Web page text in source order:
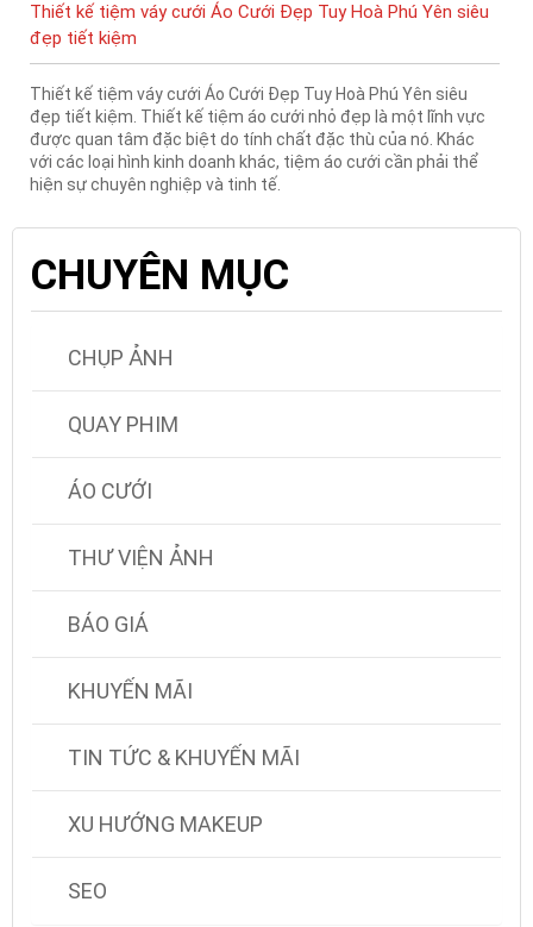
Thiết kế tiệm váy cưới Áo Cưới Đẹp Tuy Hoà Phú Yên siêu
đẹp tiết kiệm
Thiết kế tiệm váy cưới Áo Cưới Đẹp Tuy Hoà Phú Yên siêu
đẹp tiết kiệm. Thiết kế tiệm áo cưới nhỏ đẹp là một lĩnh vực
được quan tâm đặc biệt do tính chất đặc thù của nó. Khác
với các loại hình kinh doanh khác, tiệm áo cưới cần phải thể
hiện sự chuyên nghiệp và tinh tế.
CHUYÊN MỤC
CHỤP ẢNH
QUAY PHIM
ÁO CƯỚI
THƯ VIỆN ẢNH
BÁO GIÁ
KHUYẾN MÃI
TIN TỨC & KHUYẾN MÃI
XU HƯỚNG MAKEUP
SEO